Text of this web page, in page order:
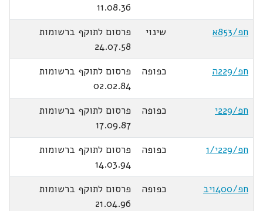
11.08.36
חפ/853א
שינוי
פרסום לתוקף ברשומות
24.07.58
חפ/229ה
כפופה
פרסום לתוקף ברשומות
02.02.84
חפ/229י
כפופה
פרסום לתוקף ברשומות
17.09.87
חפ/229י/1
כפופה
פרסום לתוקף ברשומות
14.03.94
חפ/1400יב
כפופה
פרסום לתוקף ברשומות
21.04.96